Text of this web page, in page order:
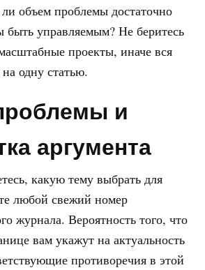
объем проблемы достаточно
быть управляемым? Не беритесь
проекты, иначе вся
одну статью.
и
аргумента
какую тему выбрать для
любой свежий номер
журнала. Вероятность того, что
вам укажут на актуальность
противоречия в этой